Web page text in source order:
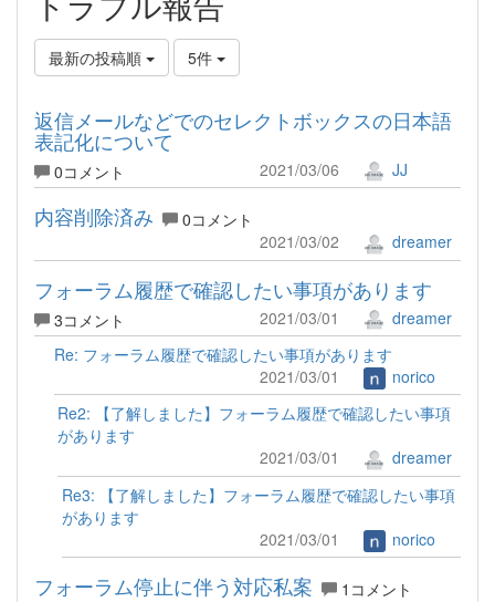
最新の投稿順 5件
返信メールなどでのセレクトボックスの日本語
表記化について
0コメント 2021/03/06 JJ
内容削除済み
0コメント
2021/03/02
dreamer
フォーラム履歴で確認したい事項があります
3コメント 2021/03/01
dreamer
Re: フォーラム履歴で確認したい事項があります
2021/03/01
norico
Re2: 【了解しました】フォーラム履歴で確認したい事項
があります
2021/03/01
dreamer
Re3: 【了解しました】フォーラム履歴で確認したい事項
があります
2021/03/01
norico
フォーラム停止に伴う対応私案 1コメント